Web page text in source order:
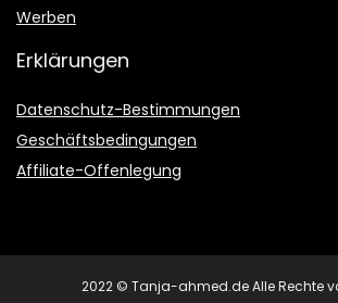
Werben
Erklärungen
Datenschutz-Bestimmungen
Geschäftsbedingungen
Affiliate-Offenlegung
2022 © Tanja-ahmed.de Alle Rechte